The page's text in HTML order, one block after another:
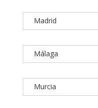
Madrid
Málaga
Murcia